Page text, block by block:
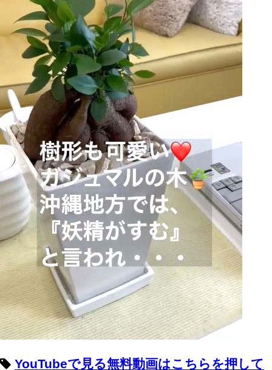
YouTubeで見る無料動画はこちらを押して